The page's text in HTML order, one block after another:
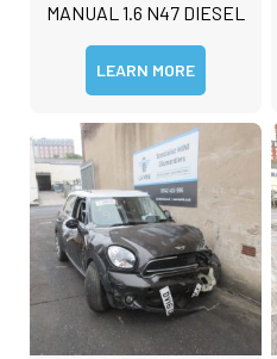
MANUAL 1.6 N47 DIESEL
LEARN MORE